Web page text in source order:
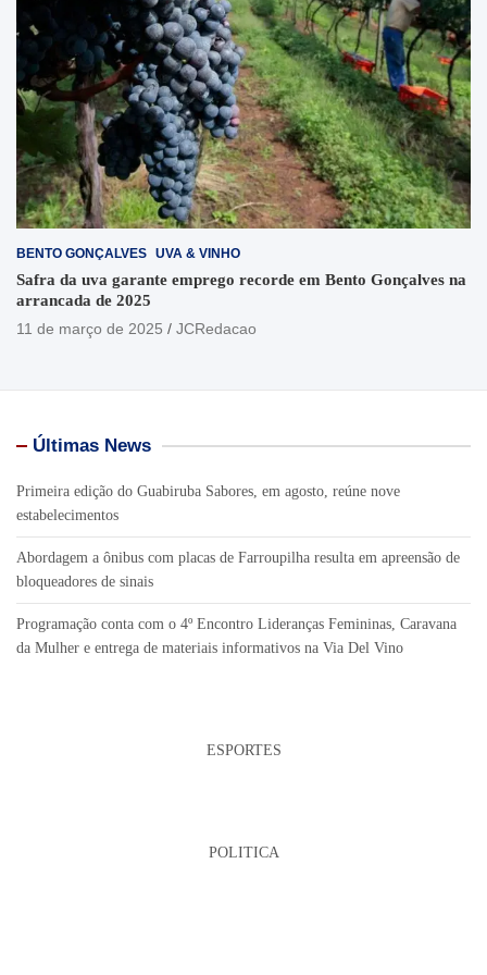
BENTO GONÇALVES UVA & VINHO
Safra da uva garante emprego recorde em Bento Gonçalves na
arrancada de 2025
11 de março de 2025
JCRedacao
Últimas News
Primeira edição do Guabiruba Sabores, em agosto, reúne nove
estabelecimentos
Abordagem a ônibus com placas de Farroupilha resulta em apreensão de
bloqueadores de sinais
Programação conta com o 4º Encontro Lideranças Femininas, Caravana
da Mulher e entrega de materiais informativos na Via Del Vino
ESPORTES
POLITICA